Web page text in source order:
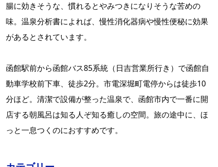
腸に効きそうな、慣れるとやみつきになりそうな苦めの
味。温泉分析書によれば、慢性消化器病や慢性便秘に効果
があるとされています。
函館駅前から函館バス85系統（日吉営業所行き）で函館自
動車学校前下車、徒歩2分。市電深堀町電停からは徒歩10
分ほど。清潔で設備が整った温泉で、函館市内で一番に開
店する朝風呂は知る人ぞ知る癒しの空間。旅の途中に、ほ
っと一息つくのにおすすめです。